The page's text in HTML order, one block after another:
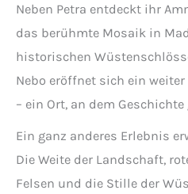
Neben Petra entdeckt ihr
das berühmte Mosaik in
historischen
Nebo eröffnet sich ein
– ein Ort, an dem
Ein ganz anderes Erlebnis
Die Weite der Landschaft,
Felsen und die Stille der